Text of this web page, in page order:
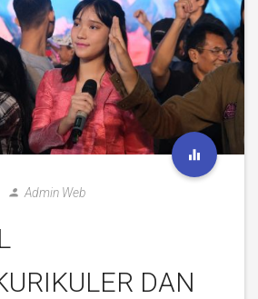
Admin Web
DAN